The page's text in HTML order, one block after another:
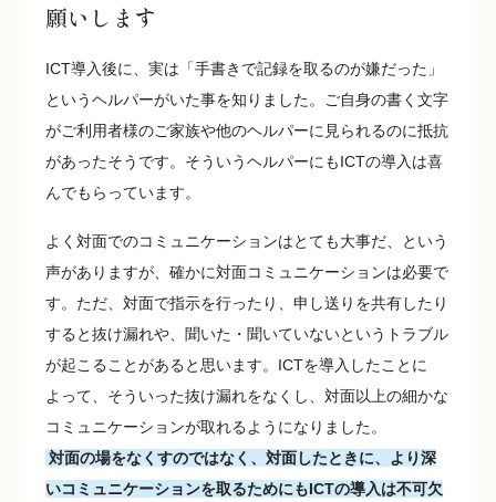
願いします
ICT導入後に、実は「手書きで記録を取るのが嫌だった」
というヘルパーがいた事を知りました。ご自身の書く文字
がご利用者様のご家族や他のヘルパーに見られるのに抵抗
があったそうです。そういうヘルパーにもICTの導入は喜
んでもらっています。
よく対面でのコミュニケーションはとても大事だ、という
声がありますが、確かに対面コミュニケーションは必要で
す。ただ、対面で指示を行ったり、申し送りを共有したり
すると抜け漏れや、聞いた・聞いていないというトラブル
が起こることがあると思います。ICTを導入したことに
よって、そういった抜け漏れをなくし、対面以上の細かな
コミュニケーションが取れるようになりました。
対面の場をなくすのではなく、対面したときに、より深
いコミュニケーションを取るためにもICTの導入は不可欠